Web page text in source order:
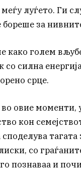
луѓето. Ги
за
како голем
со силна
срце.
овие моменти,
кон
тагата
со
познаваа и